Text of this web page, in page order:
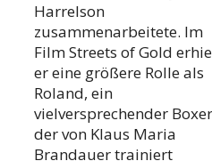
Harrelson
zusammenarbeitete. Im
Film Streets of Gold
er eine größere Rolle als
Roland, ein
vielversprechender
der von Klaus Maria
Brandauer trainiert